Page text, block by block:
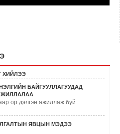
ХИЙЛЭЭ
БАЙГУУЛЛАГУУДАД
ор дэлгэн ажиллаж буй
ЯВЦЫН МЭДЭЭ